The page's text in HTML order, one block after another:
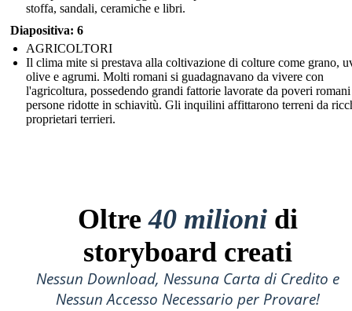
stoffa, sandali, ceramiche e libri.
Diapositiva: 6
AGRICOLTORI
Il clima mite si prestava alla coltivazione di colture come grano,
olive e agrumi. Molti romani si guadagnavano da vivere con
l'agricoltura, possedendo grandi fattorie lavorate da poveri
persone ridotte in schiavitù. Gli inquilini affittarono terreni da
proprietari terrieri.
Oltre40 milioni di
storyboard creati
Nessun Download, Nessuna Carta di Credito e
Nessun Accesso Necessario per Provare!